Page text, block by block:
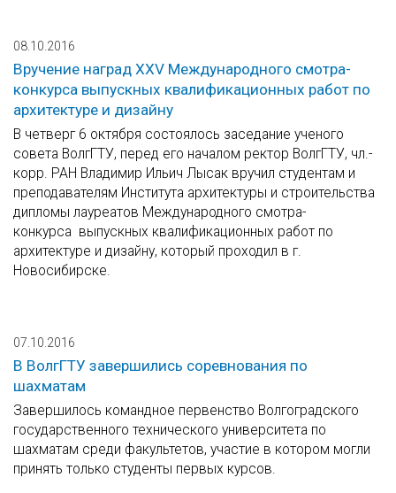
08.10.2016
Вручение наград XXV Международного смотра-
конкурса выпускных квалификационных работ по
архитектуре и дизайну
В четверг 6 октября состоялось заседание ученого
совета ВолгГТУ, перед его началом ректор ВолгГТУ, чл.-
корр. РАН Владимир Ильич Лысак вручил студентам и
преподавателям Института архитектуры и строительства
дипломы лауреатов Международного смотра-
конкурса выпускных квалификационных работ по
архитектуре и дизайну, который проходил в г.
Новосибирске.
07.10.2016
В ВолгГТУ завершились соревнования по
шахматам
Завершилось командное первенство Волгоградского
государственного технического университета по
шахматам среди факультетов, участие в котором могли
принять только студенты первых курсов.